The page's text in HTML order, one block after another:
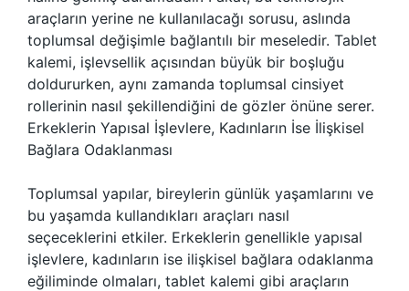
araçların yerine ne kullanılacağı sorusu, aslında
toplumsal değişimle bağlantılı bir meseledir. Tablet
kalemi, işlevsellik açısından büyük bir boşluğu
doldururken, aynı zamanda toplumsal cinsiyet
rollerinin nasıl şekillendiğini de gözler önüne serer.
Erkeklerin Yapısal İşlevlere, Kadınların İse İlişkisel
Bağlara Odaklanması
Toplumsal yapılar, bireylerin günlük yaşamlarını ve
bu yaşamda kullandıkları araçları nasıl
seçeceklerini etkiler. Erkeklerin genellikle yapısal
işlevlere, kadınların ise ilişkisel bağlara odaklanma
eğiliminde olmaları, tablet kalemi gibi araçların